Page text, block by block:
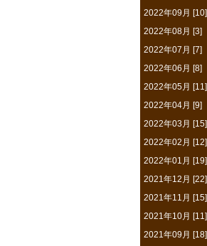
2022年09月 [10]
2022年08月 [3]
2022年07月 [7]
2022年06月 [8]
2022年05月 [11]
2022年04月 [9]
2022年03月 [15]
2022年02月 [12]
2022年01月 [19]
2021年12月 [22]
2021年11月 [15]
2021年10月 [11]
2021年09月 [18]